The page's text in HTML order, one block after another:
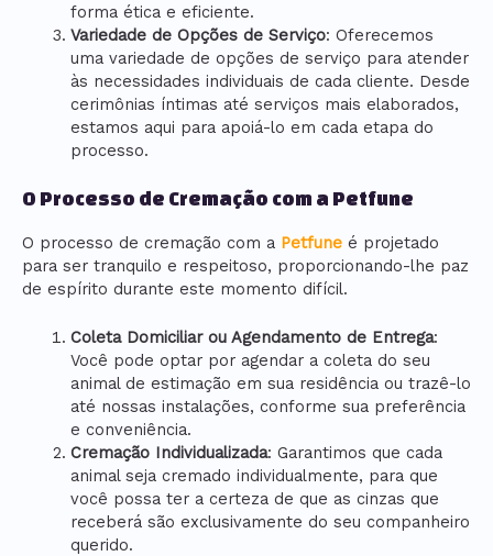
forma ética e eficiente.
Variedade de Opções de Serviço: Oferecemos
uma variedade de opções de serviço para atender
às necessidades individuais de cada cliente. Desde
cerimônias íntimas até serviços mais elaborados,
estamos aqui para apoiá-lo em cada etapa do
processo.
O Processo de Cremação com a Petfune
O processo de cremação com a Petfune é projetado
para ser tranquilo e respeitoso, proporcionando-lhe paz
de espírito durante este momento difícil.
Coleta Domiciliar ou Agendamento de Entrega:
Você pode optar por agendar a coleta do seu
animal de estimação em sua residência ou trazê-lo
até nossas instalações, conforme sua preferência
e conveniência.
Cremação Individualizada: Garantimos que cada
animal seja cremado individualmente, para que
você possa ter a certeza de que as cinzas que
receberá são exclusivamente do seu companheiro
querido.